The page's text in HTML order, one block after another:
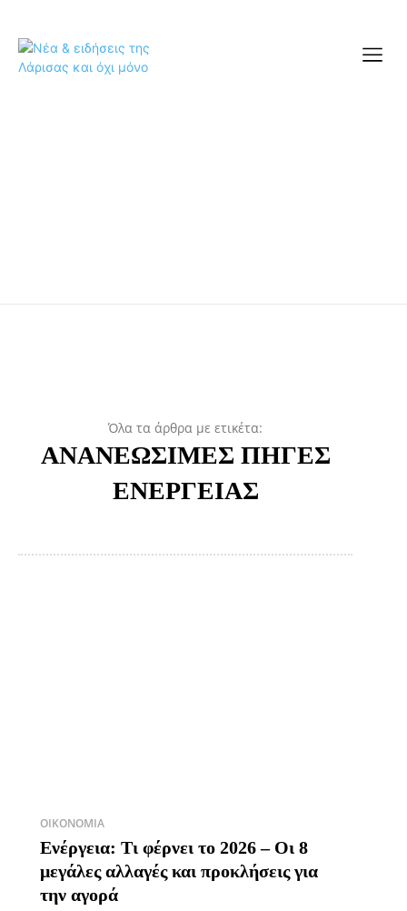
Όλα τα άρθρα με ετικέτα:
ΑΝΑΝΕΩΣΙΜΕΣ ΠΗΓΕΣ
ΕΝΕΡΓΕΙΑΣ
ΟΙΚΟΝΟΜΊΑ
Ενέργεια: Τι φέρνει το 2026 – Οι 8
μεγάλες αλλαγές και προκλήσεις για
την αγορά